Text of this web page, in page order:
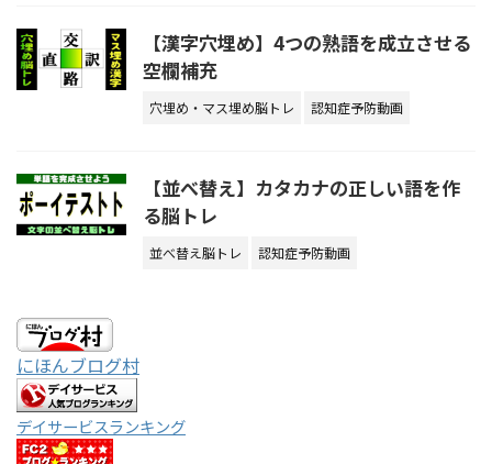
【漢字穴埋め】4つの熟語を成立させる
空欄補充
穴埋め・マス埋め脳トレ 認知症予防動画
【並べ替え】カタカナの正しい語を作
る脳トレ
並べ替え脳トレ 認知症予防動画
にほんブログ村
デイサービスランキング